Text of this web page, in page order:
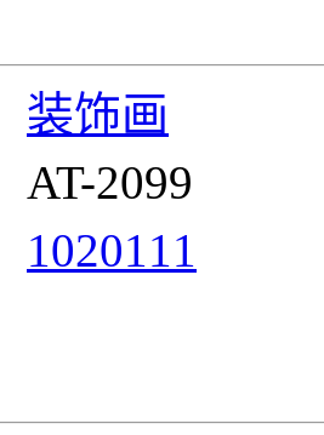
装饰画
AT-2099
1020111